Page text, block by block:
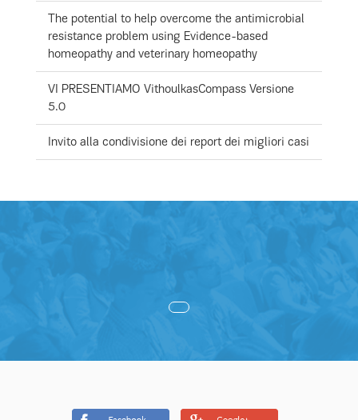
The potential to help overcome the antimicrobial
resistance problem using Evidence-based
homeopathy and veterinary homeopathy
VI PRESENTIAMO VithoulkasCompass Versione
5.0
Invito alla condivisione dei report dei migliori casi